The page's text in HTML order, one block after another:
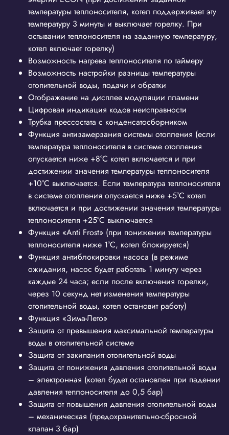
температуры теплоносителя, котел поддерживает эту
температуру 3 минуты и выключает горелку. При
остывании теплоносителя на заданную температуру,
котел включает горелку)
Возможность нагрева теплоносителя по таймеру
Возможность настройки разницы температуры
отопительной воды, подачи и обратки
Отображение на дисплее модуляции пламени
Цифровая индикация кодов неисправности
Трубка прессостата с конденсатосборником
Функция антизамерзания системы отопления (если
температура теплоносителя в системе отопления
опускается ниже +8°С котел включается и при
достижении значения температуры теплоносителя
+10°С выключается. Если температура теплоносителя
в системе отопления опускается ниже +5°С котел
включается и при достижении значения температуры
теплоносителя +25°С выключается
Функция «Anti Frost» (при понижении температуры
теплоносителя ниже 1°С, котел блокируется)
Функция антиблокировки насоса (в режиме
ожидания, насос будет работать 1 минуту через
каждые 24 часа; если после включения горелки,
через 10 секунд нет изменения температуры
отопительной воды, котел остановит работу)
Функция «Зима-Лето»
Защита от превышения максимальной температуры
воды в отопительной системе
Защита от закипания отопительной воды
Защита от понижения давления отопительной воды
– электронная (котел будет остановлен при падении
давления теплоносителя до 0,5 бар)
Защита от повышения давления отопительной воды
– механическая (предохранительно-сбросной
клапан 3 бар)